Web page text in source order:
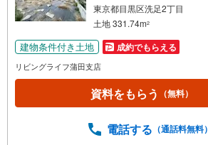
東京都目黒区洗足2丁目
土地 331.74m2
建物条件付き土地 成約でもらえる
リビングライフ蒲田支店
資料をもらう （無料）
電話する （通話料無料）